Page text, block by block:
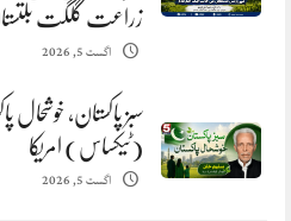
زراعت گلگت
اگست 5, 2026
سبز پاکستان،
(ٹیکساس) امریکا
اگست 5, 2026